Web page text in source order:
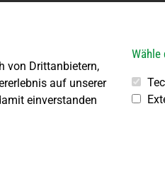
Montag kein Parteienverkehr
DI bis FR von 8.00 – 11.30 Uhr
DI von 13.30 – 18.00 Uhr
DO von 13.30 – 15.30 Uhr
von Drittanbietern,
auf unserer
einverstanden
Wähle